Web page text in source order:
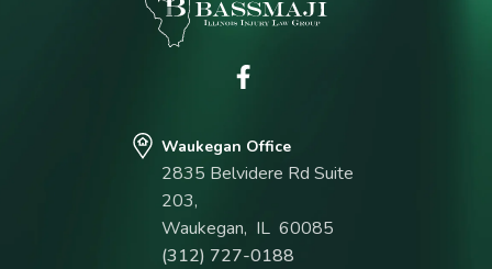
Waukegan Office
2835 Belvidere Rd Suite
203,
Waukegan, IL 60085
(312) 727-0188